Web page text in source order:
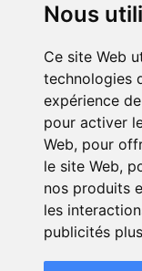
Nous
Ce site Web
technologies
expérience
pour activer
Web, pour
le site Web,
nos produits
les
publicités
En savoir plus sur le
Précédent